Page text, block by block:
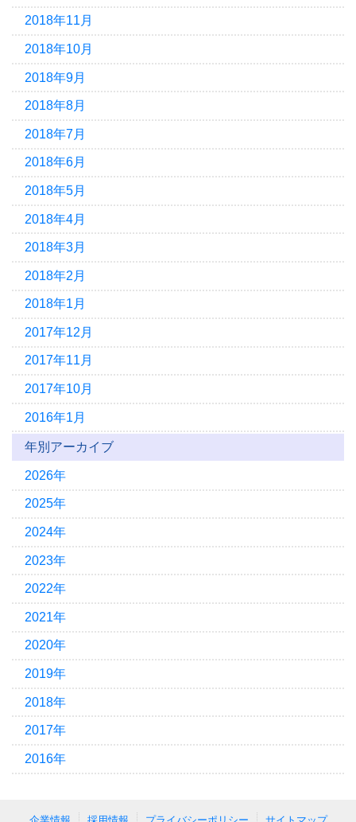
2018年11月
2018年10月
2018年9月
2018年8月
2018年7月
2018年6月
2018年5月
2018年4月
2018年3月
2018年2月
2018年1月
2017年12月
2017年11月
2017年10月
2016年1月
年別アーカイブ
2026年
2025年
2024年
2023年
2022年
2021年
2020年
2019年
2018年
2017年
2016年